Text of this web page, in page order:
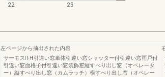
22 23
左ページから抽出された内容
サーモスⅡ-H引違い窓単体引違い窓シャッター付引違い窓雨戸付
引違い窓面格子付引違い窓装飾窓縦すべり出し窓（オペレータ
ー）縦すべり出し窓（カムラッチ）横すべり出し窓（オペレー